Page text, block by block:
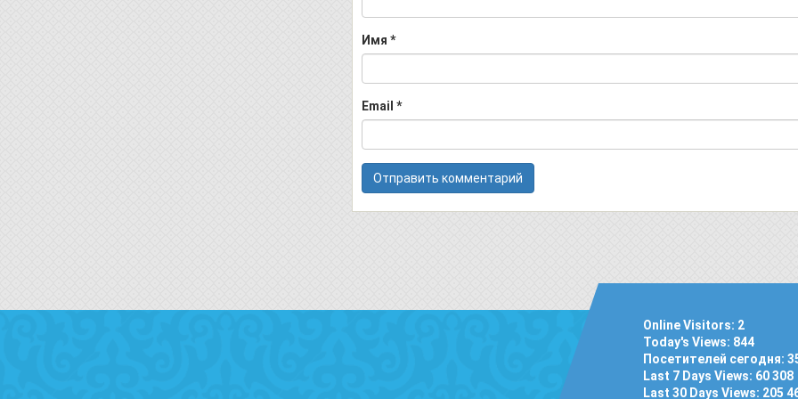
Имя *
Email *
Online Visitors: 2
Today's Views: 844
Посетителей сегодня:
Last 7 Days Views: 60 308
Last 30 Days Views: 205